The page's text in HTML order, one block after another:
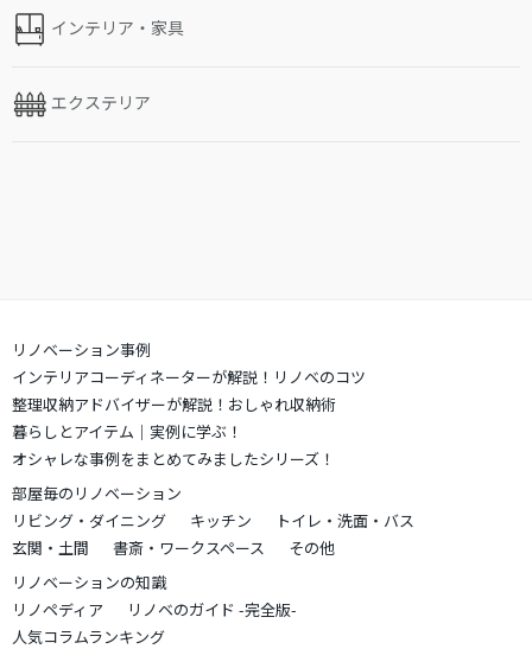
インテリア・家具
エクステリア
リノベーション事例
インテリアコーディネーターが解説！リノベのコツ
整理収納アドバイザーが解説！おしゃれ収納術
暮らしとアイテム｜実例に学ぶ！
オシャレな事例をまとめてみましたシリーズ！
部屋毎のリノベーション
リビング・ダイニング
キッチン
トイレ・洗面・バス
玄関・土間
書斎・ワークスペース
その他
リノベーションの知識
リノペディア
リノベのガイド -完全版-
人気コラムランキング